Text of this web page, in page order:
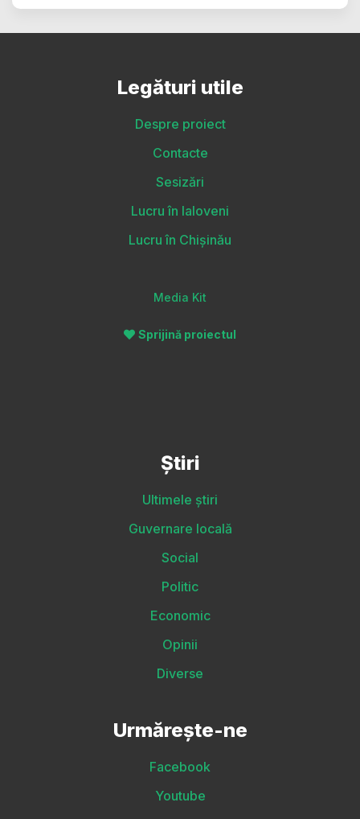
Legături utile
Despre proiect
Contacte
Sesizări
Lucru în Ialoveni
Lucru în Chișinău
Media Kit
Sprijină proiectul
Știri
Ultimele știri
Guvernare locală
Social
Politic
Economic
Opinii
Diverse
Urmărește-ne
Facebook
Youtube